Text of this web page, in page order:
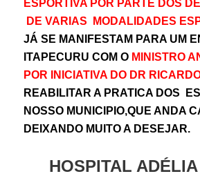
ESPORTIVA POR PARTE DOS
DE VARIAS MODALIDADES
JÁ SE MANIFESTAM PARA UM
ITAPECURU COM O MINISTRO
POR INICIATIVA DO DR
REABILITAR A PRATICA DOS
NOSSO MUNICIPIO,QUE ANDA
DEIXANDO MUITO A DESEJAR.
HOSPITAL